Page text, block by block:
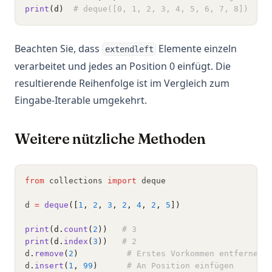
print (d) # deque([0, 1, 2, 3, 4, 5, 6, 7, 8])
Beachten Sie, dass extendleft
Elemente einzeln
verarbeitet und jedes an Position 0 einfügt. Die
resultierende Reihenfolge ist im Vergleich zum
Eingabe-Iterable umgekehrt.
Weitere nützliche Methoden
from collections import deque
d = deque ([ 1 , 2 , 3 , 2 , 4 , 2 , 5 ])
print (d. count ( 2 ))
# 3
print (d. index ( 3 ))
# 2
d . remove ( 2 )
# Erstes Vorkommen entfernen
d . insert ( 1 , 99 ) # An Position einfügen